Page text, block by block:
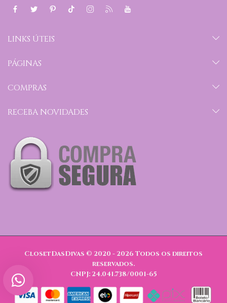
LINKS ÚTEIS
PÁGINAS
COMPRAS
RECEBA NOVIDADES
ClosetDasDivas © 2020 - 2026 Todos os direitos
reservados.
CNPJ: 24.041.738/0001-65